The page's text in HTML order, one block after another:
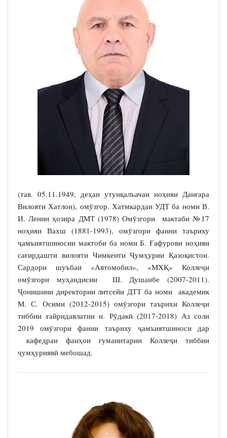
(тав. 05.11.1949, деҳаи утунқалъачаи ноҳияи Данғара
Вилояти Хатлон), омӯзгор. Хатмкардаи УДТ ба номи В.
И. Ленин ҳозира ДМТ (1978) Омӯзгори мактаби №17
ноҳияи Вахш (1881-1993), омӯзгори фанни таъриху
ҷамъиятшиносии мактоби ба номи Б. Ғафурови ноҳияи
сағирдашти вилояти Чимкенти Ҷумҳурии Қазоқистон.
Сардори шуъбаи «Автомобил», «МХҚ» Коллеҷи
омӯзгори муҳандисии Ш. Душанбе (2007-2011).
Ҷонишини директории литсейи ДТТ ба номи академик
М. С. Осими (2012-2015) омӯзгори таърихи Коллеҷи
тиббии ғайридавлатии н. Рӯдакӣ (2017-2018) Аз соли
2019 омӯзгори фанни таъриху ҷамъиятшиноси дар
кафедраи фанҳои гуманитарии Коллеҷи тиббии
ҷумҳуриявӣ мебошад.